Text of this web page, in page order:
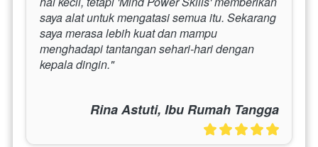
saya alat untuk mengatasi semua itu. Sekarang
saya merasa lebih kuat dan mampu
menghadapi tantangan sehari-hari dengan
kepala dingin."
Rina Astuti, Ibu Rumah Tangga